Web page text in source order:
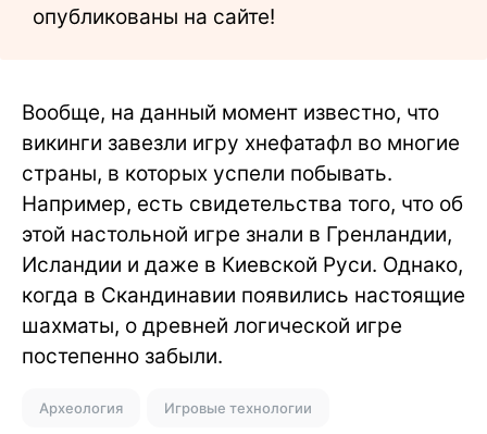
опубликованы на сайте!
Вообще, на данный момент известно, что
викинги завезли игру хнефатафл во многие
страны, в которых успели побывать.
Например, есть свидетельства того, что об
этой настольной игре знали в Гренландии,
Исландии и даже в Киевской Руси. Однако,
когда в Скандинавии появились настоящие
шахматы, о древней логической игре
постепенно забыли.
Археология Игровые технологии